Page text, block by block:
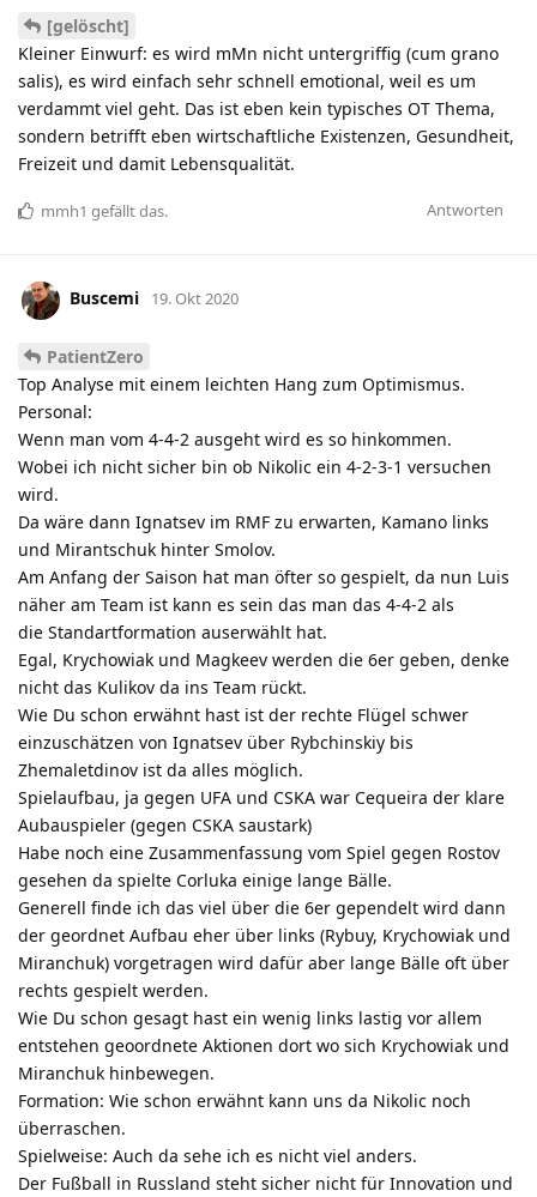
[gelöscht]
Kleiner Einwurf: es wird mMn nicht untergriffig (cum grano
salis), es wird einfach sehr schnell emotional, weil es um
verdammt viel geht. Das ist eben kein typisches OT Thema,
sondern betrifft eben wirtschaftliche Existenzen, Gesundheit,
Freizeit und damit Lebensqualität.
Antworten
mmh1 gefällt das.
Buscemi 19. Okt 2020
PatientZero
Top Analyse mit einem leichten Hang zum Optimismus.
Personal:
Wenn man vom 4-4-2 ausgeht wird es so hinkommen.
Wobei ich nicht sicher bin ob Nikolic ein 4-2-3-1 versuchen
wird.
Da wäre dann Ignatsev im RMF zu erwarten, Kamano links
und Mirantschuk hinter Smolov.
Am Anfang der Saison hat man öfter so gespielt, da nun Luis
näher am Team ist kann es sein das man das 4-4-2 als
die Standartformation auserwählt hat.
Egal, Krychowiak und Magkeev werden die 6er geben, denke
nicht das Kulikov da ins Team rückt.
Wie Du schon erwähnt hast ist der rechte Flügel schwer
einzuschätzen von Ignatsev über Rybchinskiy bis
Zhemaletdinov ist da alles möglich.
Spielaufbau, ja gegen UFA und CSKA war Cequeira der klare
Aubauspieler (gegen CSKA saustark)
Habe noch eine Zusammenfassung vom Spiel gegen Rostov
gesehen da spielte Corluka einige lange Bälle.
Generell finde ich das viel über die 6er gependelt wird dann
der geordnet Aufbau eher über links (Rybuy, Krychowiak und
Miranchuk) vorgetragen wird dafür aber lange Bälle oft über
rechts gespielt werden.
Wie Du schon gesagt hast ein wenig links lastig vor allem
entstehen geoordnete Aktionen dort wo sich Krychowiak und
Miranchuk hinbewegen.
Formation: Wie schon erwähnt kann uns da Nikolic noch
überraschen.
Spielweise: Auch da sehe ich es nicht viel anders.
Der Fußball in Russland steht sicher nicht für Innovation und